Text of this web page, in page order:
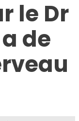
le Dr
de